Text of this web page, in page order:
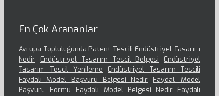
En Çok Arananlar
Avrupa Topluluğunda Patent Tescili Endüstriyel Tasarım
Nedir Endüstriyel Tasarım Tescil Belgesi
Endüstriyel
Tasarım Tescil Yenileme
Endüstriyel Tasarım Tescili
Faydalı Model Başvuru Belgesi Nedir
Faydalı Model
Başvuru Formu
Faydalı Model Belgesi Nedir Faydalı